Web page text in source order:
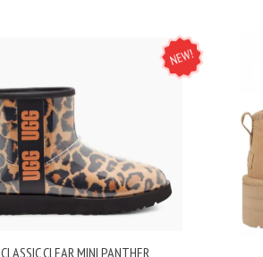
NEW
CLASSIC CLEAR MINI PANTHER